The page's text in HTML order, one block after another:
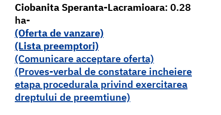
Ciobanita Speranta-Lacramioara: 0.28
ha-
(Oferta de vanzare)
(Lista preemptori)
(Comunicare acceptare oferta)
(Proves-verbal de constatare incheiere
etapa procedurala privind exercitarea
dreptului de preemtiune)